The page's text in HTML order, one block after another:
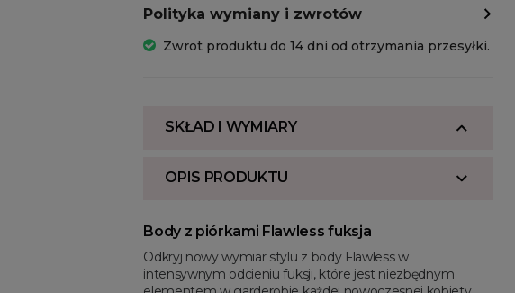
Polityka wymiany i zwrotów
Zwrot produktu do 14 dni od otrzymania przesyłki.
SKŁAD I WYMIARY
OPIS PRODUKTU
Body z piórkami Flawless fuksja
Odkryj nowy wymiar stylu z body Flawless w
intensywnym odcieniu fuksji, które jest niezbędnym